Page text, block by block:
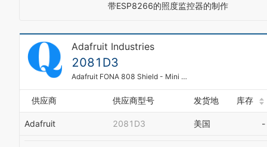
带ESP8266的照度监控器的制作
Adafruit Industries
2081D3
Adafruit FONA 808 Shield - Mini Cellular GSM + GPS for Arduino;As of August 26, 2015 we are shipping with the version 2 SIM808 module which has a slightly different GPS command naming system (AT+CGNS rather then AT+CGPS), and a newer GPS chipset (MT3337 not MT3336)
供应商 供应商型号 发货地 库存
Adafruit 2081D3 美国 -